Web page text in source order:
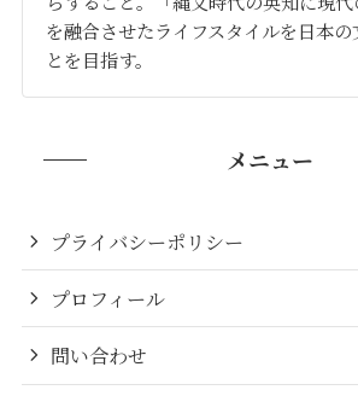
を融合させたライフスタイルを日本
とを目指す。
メニュー
プライバシーポリシー
プロフィール
問い合わせ